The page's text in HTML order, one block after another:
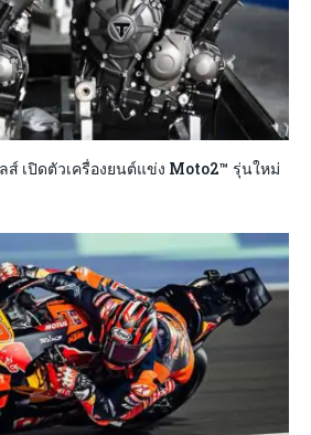
ส์ เปิดตัวเครื่องยนต์แข่ง Moto2™ รุ่นใหม่